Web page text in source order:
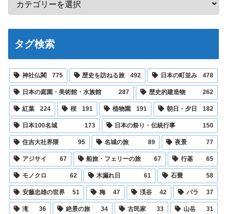
タグ検索
神社仏閣 775 歴史を訪ねる旅 492 日本の町並み 478
日本の庭園・美術館・水族館 287 歴史的建造物 262
紅葉 224 桜 191 植物園 191 朝日・夕日 182
日本100名城 173 日本の祭り・伝統行事 150
住吉大社界隈 95 名城の旅 89 夜景 77
アジサイ 67 船旅・フェリーの旅 67 行基 65
モノクロ 62 木漏れ日 61 石畳 58
安藤忠雄の世界 51 梅 47 渓谷 42 バラ 37
滝 36 絶景の旅 34 古民家 33 山岳 31